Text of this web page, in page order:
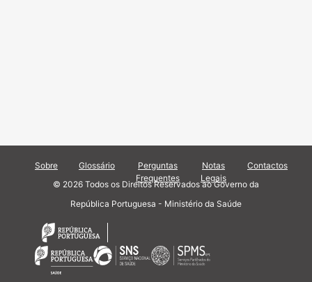
Sobre Glossário
Perguntas
Frequentes
Notas
Legais
Contactos
© 2026 Todos os Direitos Reservados ao Governo da
República Portuguesa - Ministério da Saúde